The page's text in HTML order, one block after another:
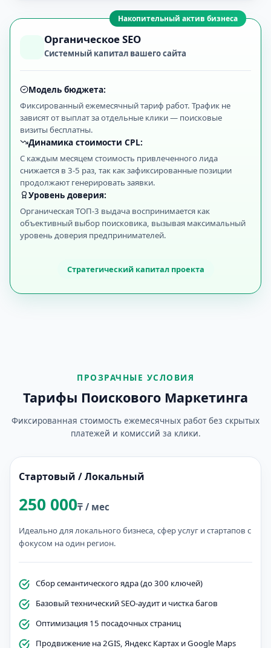
Накопительный актив бизнеса
Органическое SEO
Системный капитал вашего сайта
Модель бюджета:
Фиксированный ежемесячный тариф работ. Трафик не
зависят от выплат за отдельные клики — поисковые
визиты бесплатны.
Динамика стоимости CPL:
С каждым месяцем стоимость привлеченного лида
снижается в 3-5 раз, так как зафиксированные позиции
продолжают генерировать заявки.
Уровень доверия:
Органическая ТОП-3 выдача воспринимается как
объективный выбор поисковика, вызывая максимальный
уровень доверия предпринимателей.
Стратегический капитал проекта
ПРОЗРАЧНЫЕ УСЛОВИЯ
Тарифы Поискового Маркетинга
Фиксированная стоимость ежемесячных работ без скрытых
платежей и комиссий за клики.
Стартовый / Локальный
250 000₸ / мес
Идеально для локального бизнеса, сфер услуг и стартапов с
фокусом на один регион.
Сбор семантического ядра (до 300 ключей)
Базовый технический SEO-аудит и чистка багов
Оптимизация 15 посадочных страниц
Продвижение на 2GIS, Яндекс Картах и Google Maps